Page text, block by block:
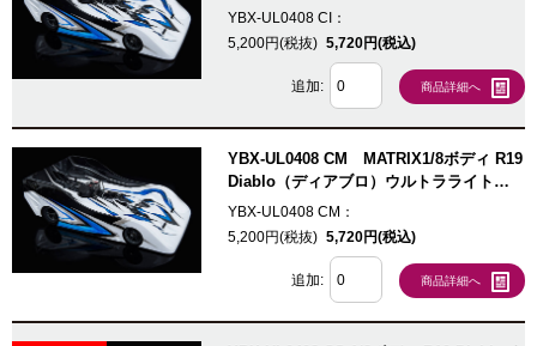
【INFINITYカット済】
YBX-UL0408 CI：
5,200円(税抜) 5,720円(税込)
追加: 商品詳細へ
YBX-UL0408 CM MATRIX1/8ボディ R19
Diablo（ディアブロ）ウルトラライト
【MUGENカット済】
YBX-UL0408 CM：
5,200円(税抜) 5,720円(税込)
追加: 商品詳細へ